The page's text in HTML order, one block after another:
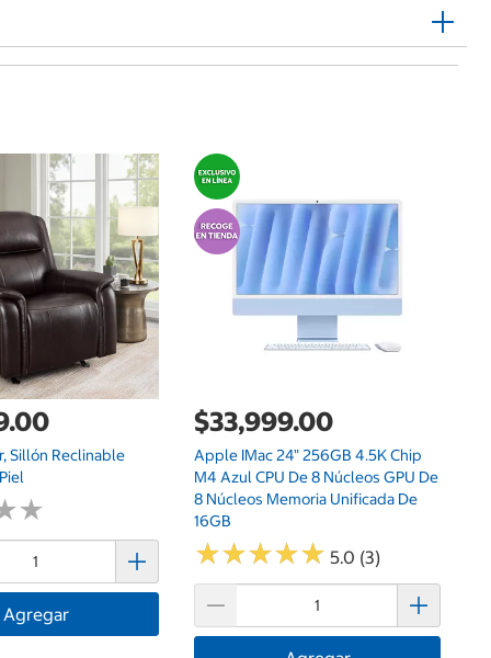
Sillón Reclinable
★
★
Agregar
$33,999.00
Apple IMac 24" 256GB 4.5K Chip
M4 Azul CPU De 8 Núcleos GPU De
8 Núcleos Memoria Unificada De
16GB
★★★★★
★★★★★ 5.0 (3)